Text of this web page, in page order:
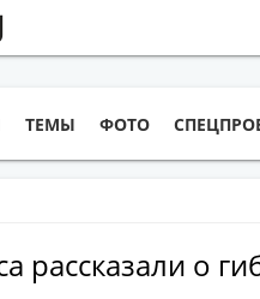
ТЕМЫ ФОТО
рассказали о